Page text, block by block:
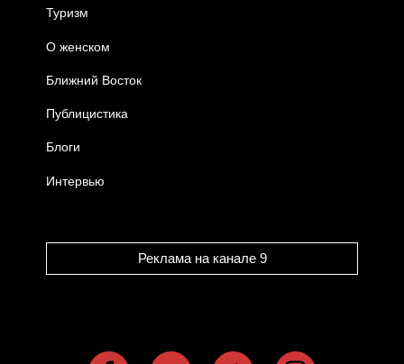
Туризм
О женском
Ближний Восток
Публицистика
Блоги
Интервью
Реклама на канале 9